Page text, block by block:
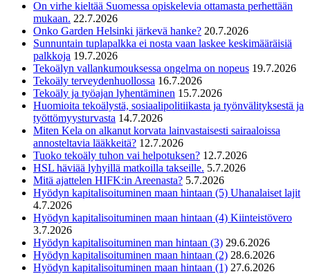
On virhe kieltää Suomessa opiskelevia ottamasta perhettään
mukaan. 22.7.2026
Onko Garden Helsinki järkevä hanke? 20.7.2026
Sunnuntain tuplapalkka ei nosta vaan laskee keskimääräisiä
palkkoja 19.7.2026
Tekoälyn vallankumouksessa ongelma on nopeus 19.7.2026
Tekoäly terveydenhuollossa 16.7.2026
Tekoäly ja työajan lyhentäminen 15.7.2026
Huomioita tekoälystä, sosiaalipolitiikasta ja työnvälityksestä ja
työttömyysturvasta 14.7.2026
Miten Kela on alkanut korvata lainvastaisesti sairaaloissa
annosteltavia lääkkeitä? 12.7.2026
Tuoko tekoäly tuhon vai helpotuksen? 12.7.2026
HSL häviää lyhyillä matkoilla takseille. 5.7.2026
Mitä ajattelen HIFK:in Areenasta? 5.7.2026
Hyödyn kapitalisoituminen maan hintaan (5) Uhanalaiset lajit
4.7.2026
Hyödyn kapitalisoituminen maan hintaan (4) Kiinteistövero
3.7.2026
Hyödyn kapitalisoituminen man hintaan (3) 29.6.2026
Hyödyn kapitalisoituminen maan hintaan (2) 28.6.2026
Hyödyn kapitalisoituminen maan hintaan (1) 27.6.2026